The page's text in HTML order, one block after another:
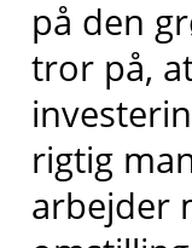
på den
tror på,
rigtig
arbejder